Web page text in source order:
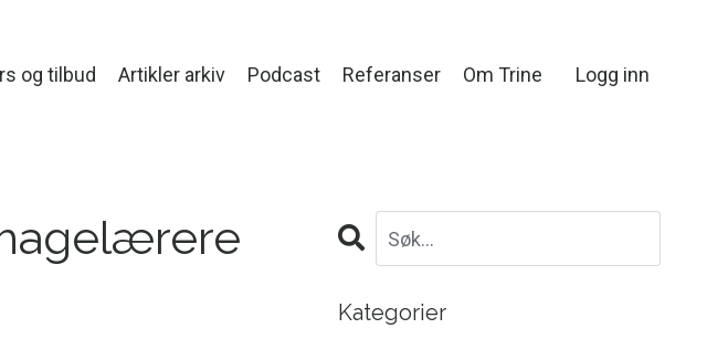
og tilbud Artikler arkiv Podcast Referanser Om Trine Logg inn
Kategorier